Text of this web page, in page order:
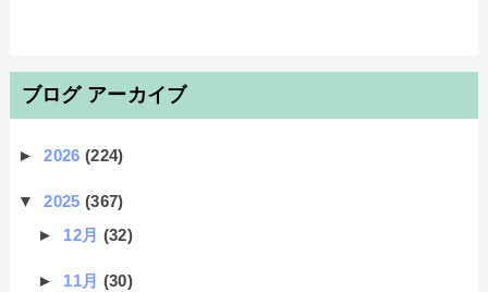
ブログ アーカイブ
►2026(224)
▼2025(367)
► 12月 (32)
► 11月 (30)